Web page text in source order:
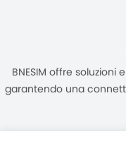
BNESIM offre soluzioni
garantendo una